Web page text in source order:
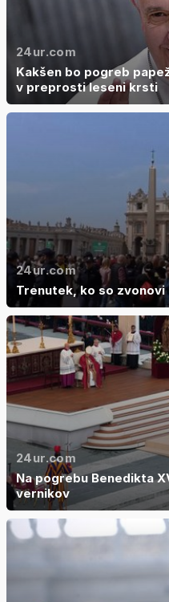
24ur.com
Kakšen bo pogreb
v preprosti leseni krsti
24ur.com
Trenutek, ko so
24ur.com
Na pogrebu Benedikta
vernikov